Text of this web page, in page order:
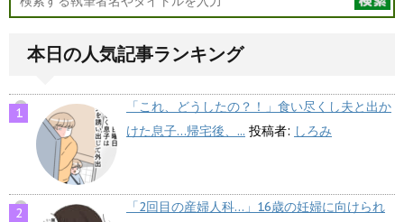
本日の人気記事ランキング
「これ、どうしたの？！」食い尽くし夫と出か
けた息子…帰宅後、... 投稿者: しろみ
「2回目の産婦人科…」16歳の妊婦に向けられ